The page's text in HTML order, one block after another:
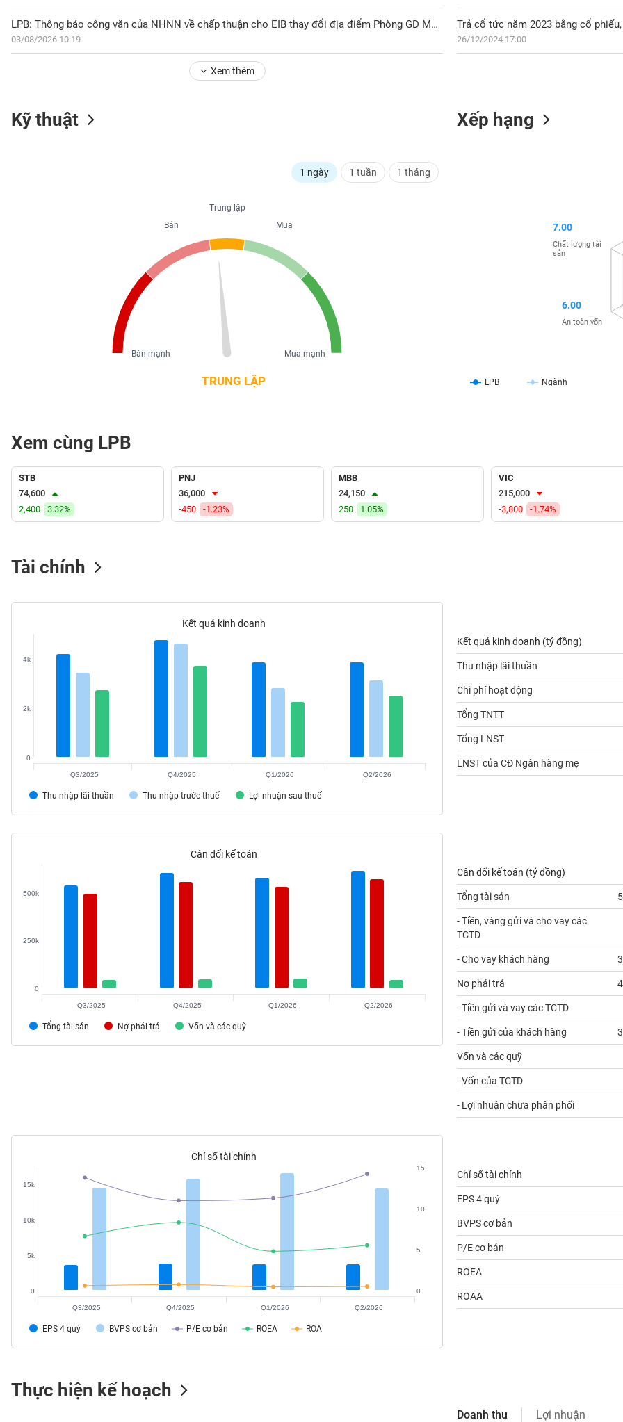
LPB: Thông báo công văn của NHNN về chấp thuận cho EIB thay đổi địa điểm Phòng GD Mường Nhé
03/08/2026 10:19
Xem thêm
Trả cổ tức năm 2023 bằng cổ
26/12/2024 17:00
Kỹ thuật
1 ngày 1 tuần 1 tháng
TRUNG LẬP
Trung lập
Mua
Mua mạnh
Bán
Bán mạnh
Xếp hạng
LPB Ngành
6.00
An toàn vốn
7.00
Chất lượng tài
sản
Xem cùng LPB
STB
74,600
2,400
3.32%
PNJ
36,000
-450
-1.23%
MBB
24,150
250
1.05%
VIC
215,000
-3,800
-1.74%
Tài chính
Kết quả kinh doanh
Thu nhập lãi thuần Thu nhập trước thuế Lợi nhuận sau thuế
0
2k
4k
Q3/2025 Q4/2025 Q1/2026 Q2/2026
Kết quả kinh doanh (tỷ đồng)
Thu nhập lãi thuần
Chi phí hoạt động
Tổng TNTT
Tổng LNST
LNST của CĐ Ngân hàng mẹ
Cân đối kế toán
Tổng tài sản Nợ phải trả Vốn và các quỹ
0
250k
500k
Q3/2025 Q4/2025 Q1/2026 Q2/2026
Cân đối kế toán (tỷ đồng)
Tổng tài sản
- Tiền, vàng gửi và cho vay các
TCTD
- Cho vay khách hàng
Nợ phải trả
- Tiền gửi và vay các TCTD
- Tiền gửi của khách hàng
Vốn và các quỹ
- Vốn của TCTD
- Lợi nhuận chưa phân phối
Chỉ số tài chính
EPS 4 quý BVPS cơ bản P/E cơ bản ROEA ROA
0
5k
10k
15k
0
5
10
15
Q3/2025 Q4/2025 Q1/2026 Q2/2026
Chỉ số tài chính
EPS 4 quý
BVPS cơ bản
P/E cơ bản
ROEA
ROAA
Thực hiện kế hoạch
Doanh thu Lợi nhuận
CỔ
PHIẾU
SINH
(-)
VS-
SECTOR
LIỆU
NGHIỆP
TIÊU
KHÔNG
TIÊU
THIẾT
SỨC
TÀI
CÔNG
THÔNG
TIN